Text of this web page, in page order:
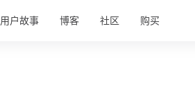
用户故事 博客 社区 购买